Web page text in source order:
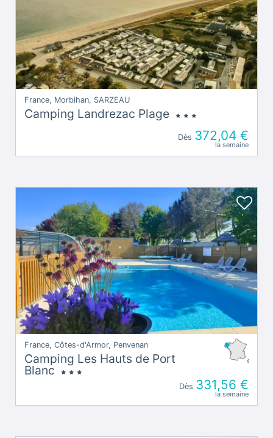
France, Morbihan, SARZEAU
Camping Landrezac Plage
Dès 372,04 €
la semaine
France, Côtes-d'Armor, Penvenan
Camping Les Hauts de Port
Blanc
Dès 331,56 €
la semaine